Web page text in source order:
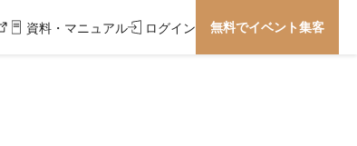
資料・マニュアル ログイン 無料でイベント集客